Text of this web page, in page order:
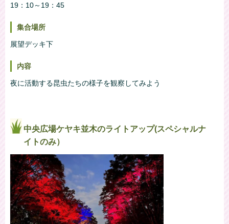
19：10～19：45
集合場所
展望デッキ下
内容
夜に活動する昆虫たちの様子を観察してみよう
中央広場ケヤキ並木のライトアップ(スペシャルナ
イトのみ）